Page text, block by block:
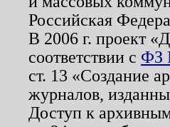
Российская
В 2006 г. проект
соответствии с ФЗ
ст. 13 «Создание
журналов,
Доступ к